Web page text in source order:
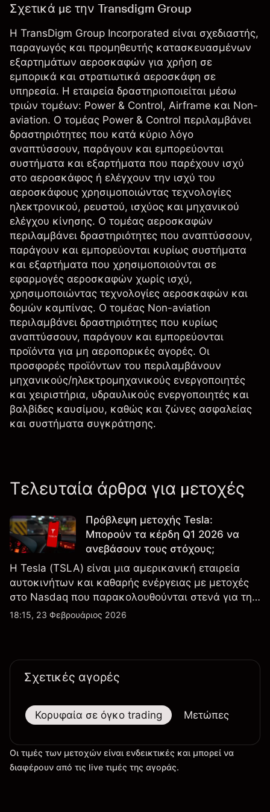
Σχετικά με την Transdigm Group
Η TransDigm Group Incorporated είναι σχεδιαστής,
παραγωγός και προμηθευτής κατασκευασμένων
εξαρτημάτων αεροσκαφών για χρήση σε
εμπορικά και στρατιωτικά αεροσκάφη σε
υπηρεσία. Η εταιρεία δραστηριοποιείται μέσω
τριών τομέων: Power & Control, Airframe και Non-
aviation. Ο τομέας Power & Control περιλαμβάνει
δραστηριότητες που κατά κύριο λόγο
αναπτύσσουν, παράγουν και εμπορεύονται
συστήματα και εξαρτήματα που παρέχουν ισχύ
στο αεροσκάφος ή ελέγχουν την ισχύ του
αεροσκάφους χρησιμοποιώντας τεχνολογίες
ηλεκτρονικού, ρευστού, ισχύος και μηχανικού
ελέγχου κίνησης. Ο τομέας αεροσκαφών
περιλαμβάνει δραστηριότητες που αναπτύσσουν,
παράγουν και εμπορεύονται κυρίως συστήματα
και εξαρτήματα που χρησιμοποιούνται σε
εφαρμογές αεροσκαφών χωρίς ισχύ,
χρησιμοποιώντας τεχνολογίες αεροσκαφών και
δομών καμπίνας. Ο τομέας Non-aviation
περιλαμβάνει δραστηριότητες που κυρίως
αναπτύσσουν, παράγουν και εμπορεύονται
προϊόντα για μη αεροπορικές αγορές. Οι
προσφορές προϊόντων του περιλαμβάνουν
μηχανικούς/ηλεκτρομηχανικούς ενεργοποιητές
και χειριστήρια, υδραυλικούς ενεργοποιητές και
βαλβίδες καυσίμου, καθώς και ζώνες ασφαλείας
και συστήματα συγκράτησης.
Τελευταία άρθρα για μετοχές
Πρόβλεψη μετοχής Tesla:
Μπορούν τα κέρδη Q1 2026 να
ανεβάσουν τους στόχους;
Η Tesla (TSLA) είναι μια αμερικανική εταιρεία
αυτοκινήτων και καθαρής ενέργειας με μετοχές
στο Nasdaq που παρακολουθούνται στενά για την
απόδοση κερδών, τα δεδομένα παραδόσεων και
18:15, 23 Φεβρουάριος 2026
Σχετικές αγορές
Κορυφαία σε όγκο trading Μετώπες
Οι τιμές των μετοχών είναι ενδεικτικές και μπορεί να
διαφέρουν από τις live τιμές της αγοράς.